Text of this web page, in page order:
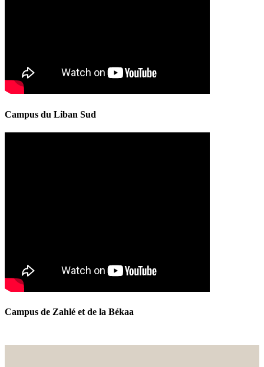
Campus du Liban Sud
Campus de Zahlé et de la Békaa